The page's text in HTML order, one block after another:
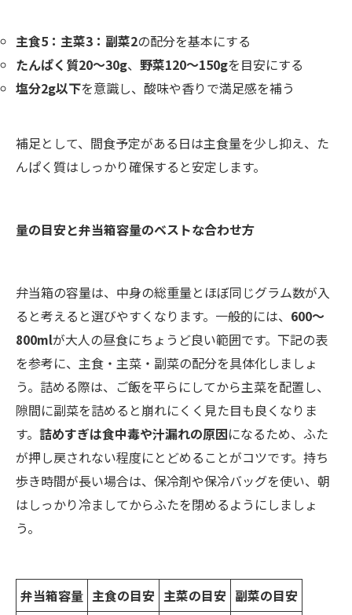
主食5：主菜3：副菜2の配分を基本にする
たんぱく質20～30g、 野菜120～150gを目安にする
塩分2g以下を意識し、酸味や香りで満足感を補う
補足として、間食予定がある日は主食量を少し抑え、た
んぱく質はしっかり確保すると安定します。
量の目安と弁当箱容量のベストな合わせ方
弁当箱の容量は、中身の総重量とほぼ同じグラム数が入
ると考えると選びやすくなります。一般的には、 600～
800mlが大人の昼食にちょうど良い範囲です。下記の表
を参考に、主食・主菜・副菜の配分を具体化しましょ
う。詰める際は、ご飯を平らにしてから主菜を配置し、
隙間に副菜を詰めると崩れにくく見た目も良くなりま
す。 詰めすぎは食中毒や汁漏れの原因になるため、ふた
が押し戻されない程度にとどめることがコツです。持ち
歩き時間が長い場合は、保冷剤や保冷バッグを使い、朝
はしっかり冷ましてからふたを閉めるようにしましょ
う。
弁当箱容量 主食の目安 主菜の目安 副菜の目安